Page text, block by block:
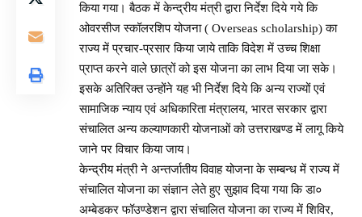
किया गया। बैठक में केन्द्रीय मंत्री द्वारा निर्देश दिये गये कि
ओवरसीज स्कॉलरशिप योजना ( Overseas scholarship) का
राज्य में प्रचार-प्रसार किया जाये ताकि विदेश में उच्च शिक्षा
प्राप्त करने वाले छात्रों को इस योजना का लाभ दिया जा सके।
इसके अतिरिक्त उन्होंने यह भी निर्देश दिये कि अन्य राज्यों एवं
सामाजिक न्याय एवं अधिकारिता मंत्रालय, भारत सरकार द्वारा
संचालित अन्य कल्याणकारी योजनाओं को उत्तराखण्ड में लागू किये
जाने पर विचार किया जाय।
केन्द्रीय मंत्री ने अन्तर्जातीय विवाह योजना के सम्बन्ध में राज्य में
संचालित योजना का संज्ञान लेते हुए सुझाव दिया गया कि डा०
अम्बेडकर फॉउण्डेशन द्वारा संचालित योजना का राज्य में शिविर,